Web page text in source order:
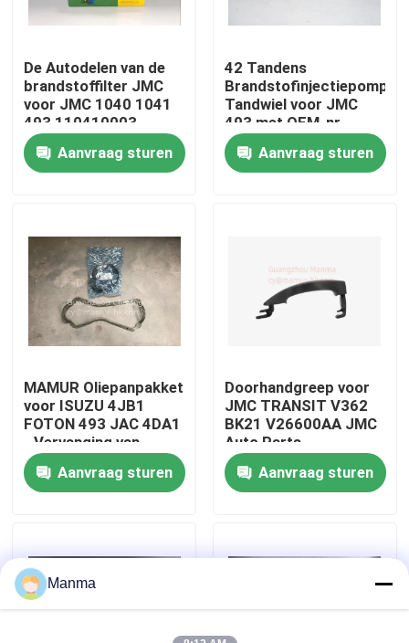
Huis
Producten
Fabrieksreis
Kwaliteitscontrole
Contacteer ons
Verzoek om een Citaat
ISUZU Truck Parts
De Autodelen van de
brandstoffilter JMC
voor JMC 1040 1041
493 110410003
CN3C15 9B328BA
Aanvraag sturen
42 Tandens
Brandstofinjectiepomp
Tandwiel voor JMC
493 met OEM-nr.
1111100BA
Aanvraag sturen
MAMUR Oliepanpakket
voor ISUZU 4JB1
FOTON 493 JAC 4DA1
- Vervanging van
motorpakketten van
hoge kwaliteit
Aanvraag sturen
Doorhandgreep voor
JMC TRANSIT V362
BK21 V26600AA JMC
Auto Parts
Aanvraag sturen
Manma